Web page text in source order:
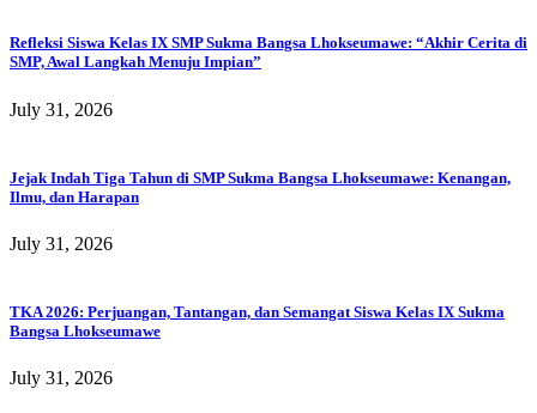
Refleksi Siswa Kelas IX SMP Sukma Bangsa Lhokseumawe: “Akhir Cerita di
SMP, Awal Langkah Menuju Impian”
July 31, 2026
Jejak Indah Tiga Tahun di SMP Sukma Bangsa Lhokseumawe: Kenangan,
Ilmu, dan Harapan
July 31, 2026
TKA 2026: Perjuangan, Tantangan, dan Semangat Siswa Kelas IX Sukma
Bangsa Lhokseumawe
July 31, 2026